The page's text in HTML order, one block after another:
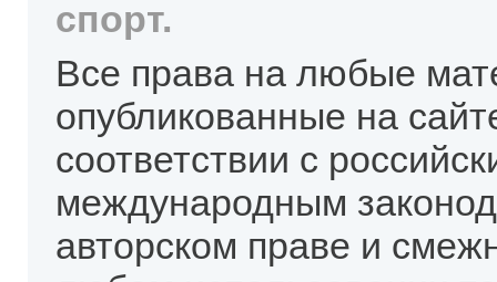
спорт.
Все права на любые
опубликованные на
соответствии с
международным
авторском праве и